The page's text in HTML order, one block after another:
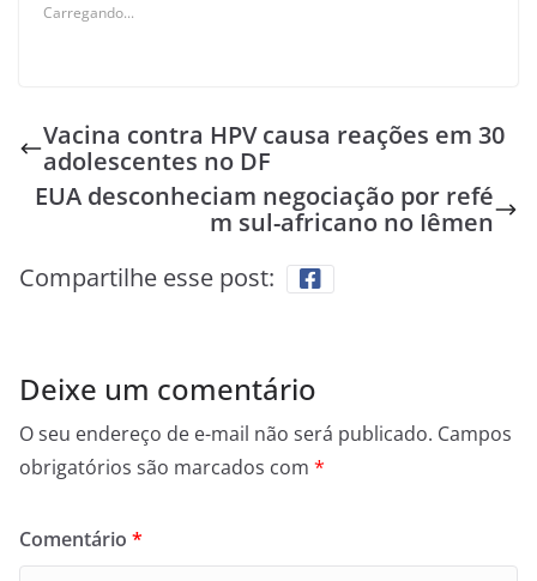
Carregando...
Vacina contra HPV causa reações em 30
adolescentes no DF
EUA desconheciam negociação por refé
m sul-africano no Iêmen
Compartilhe esse post:
Deixe um comentário
O seu endereço de e-mail não será publicado. Campos
obrigatórios são marcados com *
Comentário *